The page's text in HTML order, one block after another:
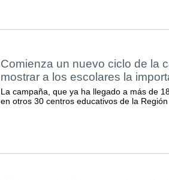
Comienza un nuevo ciclo de la
mostrar a los escolares la
La campaña, que ya ha llegado a más de
en otros 30 centros educativos de la Región